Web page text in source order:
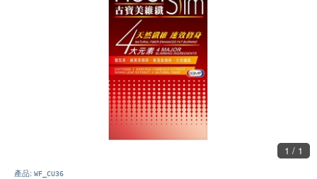
1 / 1
產品: WF_CU36